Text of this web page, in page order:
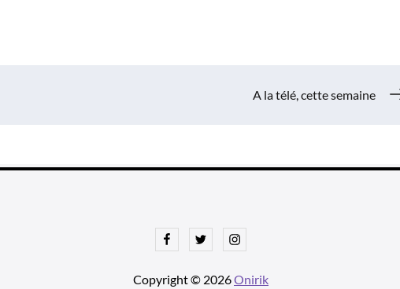
A la télé, cette semaine
FacebookTwitterInstagram
Copyright © 2026Onirik